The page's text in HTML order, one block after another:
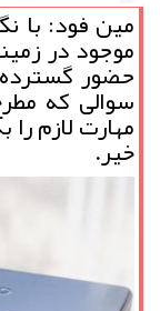
مین فود: با
موجود در
حضور گسترده
سوالی كه
مهارت لازم
خیر.